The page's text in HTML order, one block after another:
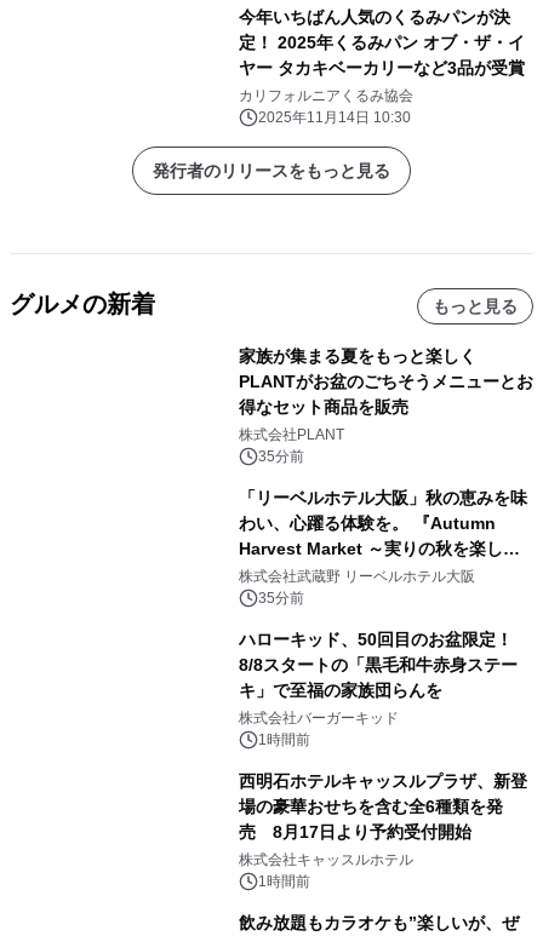
今年いちばん人気のくるみパンが決
定！ 2025年くるみパン オブ・ザ・イ
ヤー タカキベーカリーなど3品が受賞
カリフォルニアくるみ協会
2025年11月14日 10:30
発行者のリリースをもっと見る
グルメの新着 もっと見る
家族が集まる夏をもっと楽しく
PLANTがお盆のごちそうメニューとお
得なセット商品を販売
株式会社PLANT
35分前
「リーベルホテル大阪」秋の恵みを味
わい、心躍る体験を。 『Autumn
Harvest Market ～実りの秋を楽しむ
ディナー&スイーツビュッフェ～』を9
月18日より開催！
株式会社武蔵野 リーベルホテル大阪
35分前
ハローキッド、50回目のお盆限定！
8/8スタートの「黒毛和牛赤身ステー
キ」で至福の家族団らんを
株式会社バーガーキッド
1時間前
西明石ホテルキャッスルプラザ、新登
場の豪華おせちを含む全6種類を発
売 8月17日より予約受付開始
株式会社キャッスルホテル
1時間前
飲み放題もカラオケも”楽しいが、ぜ